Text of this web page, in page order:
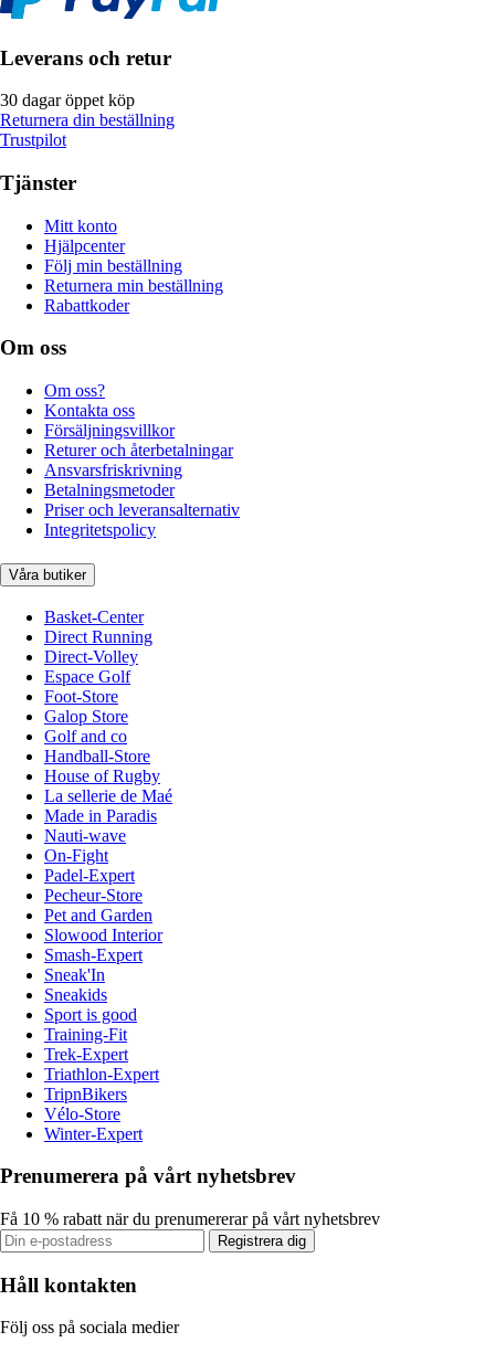
Leverans och retur
30 dagar öppet köp
Returnera din beställning
Trustpilot
Tjänster
Mitt konto
Hjälpcenter
Följ min beställning
Returnera min beställning
Rabattkoder
Om oss
Om oss?
Kontakta oss
Försäljningsvillkor
Returer och återbetalningar
Ansvarsfriskrivning
Betalningsmetoder
Priser och leveransalternativ
Integritetspolicy
Våra butiker
Basket-Center
Direct Running
Direct-Volley
Espace Golf
Foot-Store
Galop Store
Golf and co
Handball-Store
House of Rugby
La sellerie de Maé
Made in Paradis
Nauti-wave
On-Fight
Padel-Expert
Pecheur-Store
Pet and Garden
Slowood Interior
Smash-Expert
Sneak'In
Sneakids
Sport is good
Training-Fit
Trek-Expert
Triathlon-Expert
TripnBikers
Vélo-Store
Winter-Expert
Prenumerera på vårt nyhetsbrev
Få 10 % rabatt när du prenumererar på vårt nyhetsbrev
Registrera dig
Håll kontakten
Följ oss på sociala medier